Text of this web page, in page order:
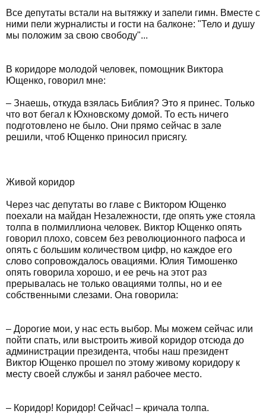
Все депутаты встали на вытяжку и запели гимн. Вместе с
ними пели журналисты и гости на балконе: "Тело и душу
мы положим за свою свободу"...
В коридоре молодой человек, помощник Виктора
Ющенко, говорил мне:
– Знаешь, откуда взялась Библия? Это я принес. Только
что вот бегал к Юхновскому домой. То есть ничего
подготовлено не было. Они прямо сейчас в зале
решили, чтоб Ющенко приносил присягу.
Живой коридор
Через час депутаты во главе с Виктором Ющенко
поехали на майдан Незалежности, где опять уже стояла
толпа в полмиллиона человек. Виктор Ющенко опять
говорил плохо, совсем без революционного пафоса и
опять с большим количеством цифр, но каждое его
слово сопровождалось овациями. Юлия Тимошенко
опять говорила хорошо, и ее речь на этот раз
прерывалась не только овациями толпы, но и ее
собственными слезами. Она говорила:
– Дорогие мои, у нас есть выбор. Мы можем сейчас или
пойти спать, или выстроить живой коридор отсюда до
администрации президента, чтобы наш президент
Виктор Ющенко прошел по этому живому коридору к
месту своей службы и занял рабочее место.
– Коридор! Коридор! Сейчас! – кричала толпа.